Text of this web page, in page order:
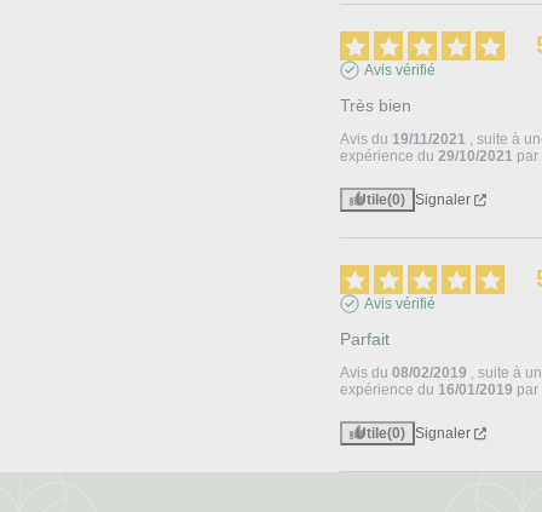
Avis vérifié
Très bien
Avis du 19/11/2021 , suite à
expérience du29/10/2021 par
Utile(0) Signaler
Avis vérifié
Parfait
Avis du08/02/2019 , suite à
expérience du 16/01/2019 par
Utile(0) Signaler